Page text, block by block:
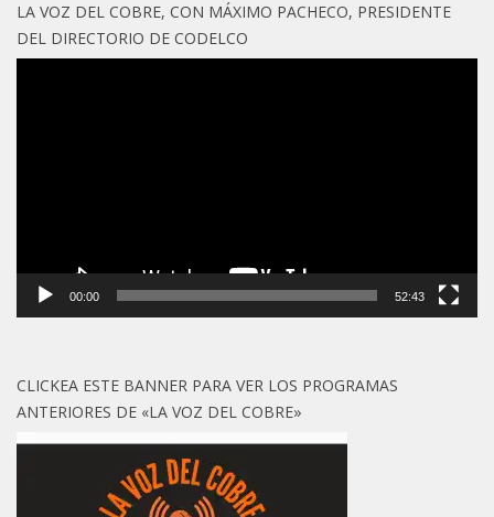
LA VOZ DEL COBRE, CON MÁXIMO PACHECO, PRESIDENTE
DEL DIRECTORIO DE CODELCO
00:00 52:43
CLICKEA ESTE BANNER PARA VER LOS PROGRAMAS
ANTERIORES DE «LA VOZ DEL COBRE»